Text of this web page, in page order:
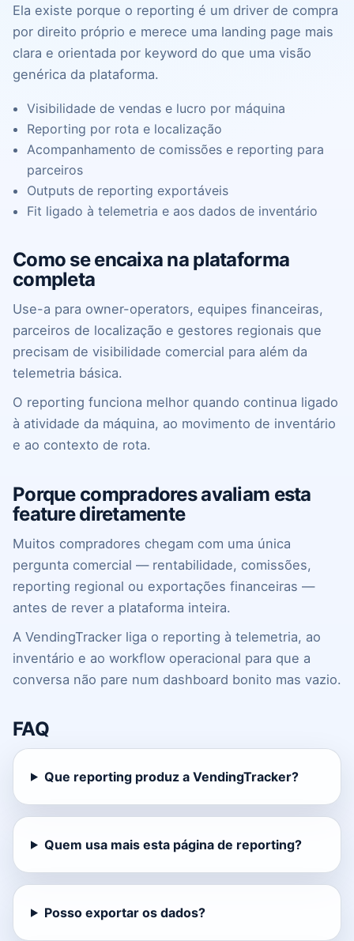
Ela existe porque o reporting é um driver de compra
por direito próprio e merece uma landing page mais
clara e orientada por keyword do que uma visão
genérica da plataforma.
Visibilidade de vendas e lucro por máquina
Reporting por rota e localização
Acompanhamento de comissões e reporting para
parceiros
Outputs de reporting exportáveis
Fit ligado à telemetria e aos dados de inventário
Como se encaixa na plataforma
completa
Use-a para owner-operators, equipes financeiras,
parceiros de localização e gestores regionais que
precisam de visibilidade comercial para além da
telemetria básica.
O reporting funciona melhor quando continua ligado
à atividade da máquina, ao movimento de inventário
e ao contexto de rota.
Porque compradores avaliam esta
feature diretamente
Muitos compradores chegam com uma única
pergunta comercial — rentabilidade, comissões,
reporting regional ou exportações financeiras —
antes de rever a plataforma inteira.
A VendingTracker liga o reporting à telemetria, ao
inventário e ao workflow operacional para que a
conversa não pare num dashboard bonito mas vazio.
FAQ
Que reporting produz a VendingTracker?
Quem usa mais esta página de reporting?
Posso exportar os dados?